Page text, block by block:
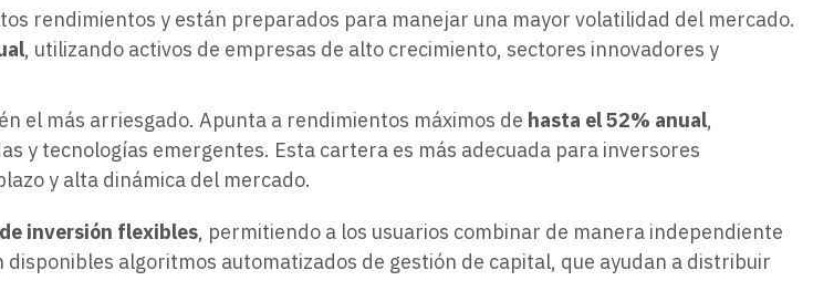
rendimientos y están preparados para manejar una mayor volatilidad del mercado.
, utilizando activos de empresas de alto crecimiento, sectores innovadores y
el más arriesgado. Apunta a rendimientos máximos de hasta el 52% anual,
y tecnologías emergentes. Esta cartera es más adecuada para inversores
y alta dinámica del mercado.
inversión flexibles, permitiendo a los usuarios combinar de manera independiente
algoritmos automatizados de gestión de capital, que ayudan a distribuir